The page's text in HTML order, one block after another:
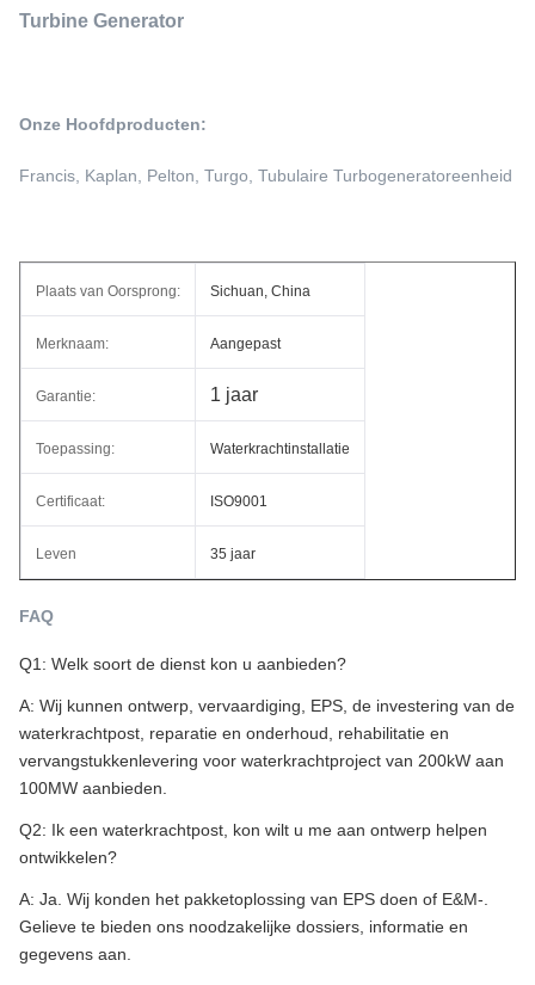
Turbine Generator
Onze Hoofdproducten:
Francis, Kaplan, Pelton, Turgo, Tubulaire Turbogeneratoreenheid
Plaats van Oorsprong: Sichuan, China
Merknaam: Aangepast
Garantie: 1 jaar
Toepassing: Waterkrachtinstallatie
Certificaat: ISO9001
Leven 35 jaar
FAQ
Q1: Welk soort de dienst kon u aanbieden?
A: Wij kunnen ontwerp, vervaardiging, EPS, de investering van de
waterkrachtpost, reparatie en onderhoud, rehabilitatie en
vervangstukkenlevering voor waterkrachtproject van 200kW aan
100MW aanbieden.
Q2: Ik een waterkrachtpost, kon wilt u me aan ontwerp helpen
ontwikkelen?
A: Ja. Wij konden het pakketoplossing van EPS doen of E&M-.
Gelieve te bieden ons noodzakelijke dossiers, informatie en
gegevens aan.